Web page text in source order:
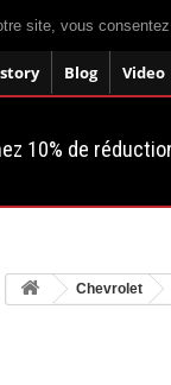
site, vous
Blog Video
10% de
Chevrolet